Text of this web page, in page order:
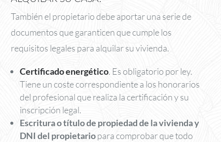
También el propietario debe aportar una serie de
documentos que garanticen que cumple los
requisitos legales para alquilar su vivienda.
Certificado energético. Es obligatorio por ley.
Tiene un coste correspondiente a los honorarios
del profesional que realiza la certificación y su
inscripción legal.
Escritura o título de propiedad de la vivienda y
DNI del propietariopara comprobar que todo